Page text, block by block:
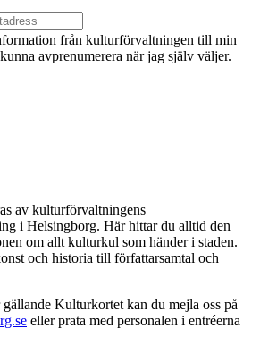
från kulturförvaltningen till min
avprenumerera när jag själv väljer.
av kulturförvaltningens
i Helsingborg. Här hittar du alltid den
om allt kulturkul som händer i staden.
och historia till författarsamtal och
Kulturkortet kan du mejla oss på
eller prata med personalen i entréerna